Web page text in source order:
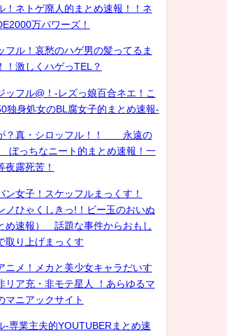
！ネトゲ廃人的まとめ速報！！ネ
万パワーズ！
フル！哀愁のハゲ男の髪ってるま
！激しくハゲっTEL？
ッフル@！-レズっ娘百合ネエ！こ
独身処女のBL腐女子的まとめ速報-
？真・シロッフル！！ 永遠の
ぼっちなニート的まとめ速報！一
夜露死苦！
ン女子！スケッフルまっくす！
ノひゃくしきっ!！ビー玉のおいぬ
め速報） 話題な事件からおもし
取り上げまっくす
ニメ！メカと美少女キャラだいす
リア充・非モテ星人 ！あらゆるマ
マニアックサイト
-専業主夫的YOUTUBERまとめ速